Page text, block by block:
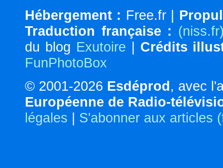
Hébergement : Free.fr |
Traduction française :
du blog Exutoire | Crédits
FunPhotoBox
© 2001-2026 Esdéprod, avec
Européenne de Radio-
légales | S'abonner aux articles